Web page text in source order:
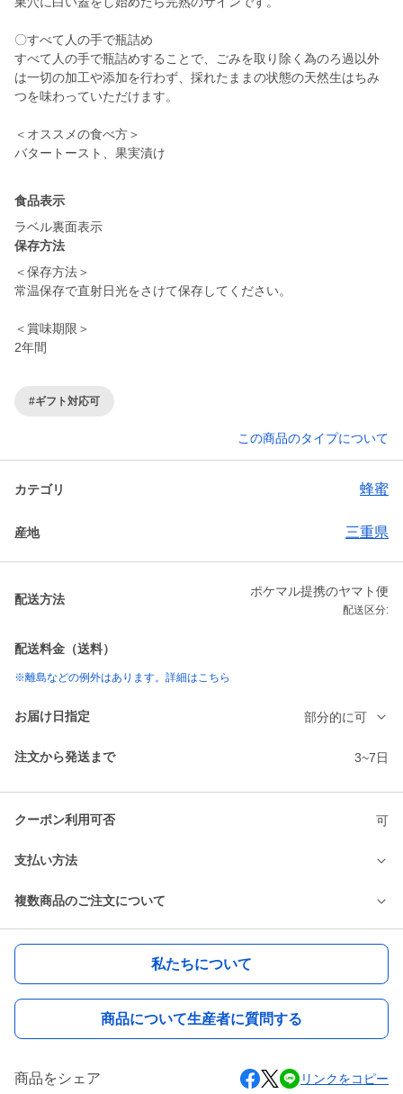
〇すべて人の手で瓶詰め
すべて人の手で瓶詰めすることで、ごみを取り除く為のろ過以外
は一切の加工や添加を行わず、採れたままの状態の天然生はちみ
つを味わっていただけます。
＜オススメの食べ方＞
バタートースト、果実漬け
食品表示
ラベル裏面表示
保存方法
＜保存方法＞
常温保存で直射日光をさけて保存してください。
＜賞味期限＞
2年間
#ギフト対応可
この商品のタイプについて
カテゴリ 蜂蜜
産地 三重県
配送方法
ポケマル提携のヤマト便
配送区分:
配送料金（送料）
※離島などの例外はあります。詳細はこちら
お届け日指定 部分的に可
注文から発送まで 3~7日
クーポン利用可否 可
支払い方法
複数商品のご注文について
私たちについて
商品について生産者に質問する
商品をシェア リンクをコピー